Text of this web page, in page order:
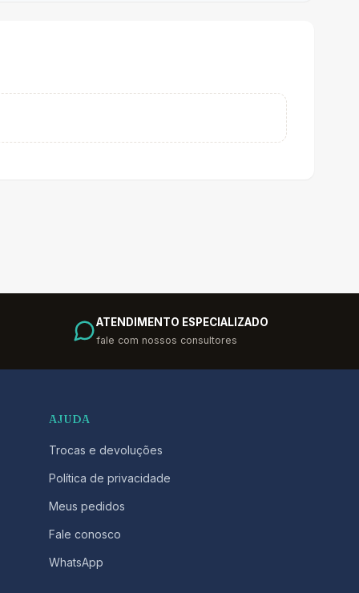
ATENDIMENTO ESPECIALIZADO
fale com nossos consultores
AJUDA
Trocas e devoluções
Política de privacidade
Meus pedidos
Fale conosco
WhatsApp